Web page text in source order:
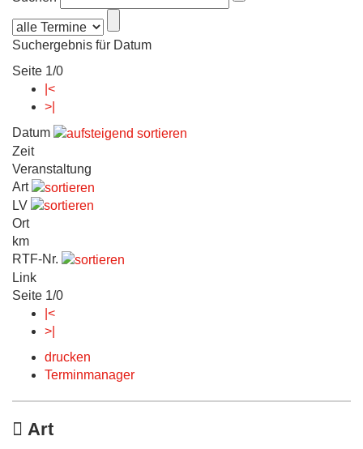
Suchergebnis für Datum
Seite 1/0
|<
>|
Datum
Zeit
Veranstaltung
Art
LV
Ort
km
RTF-Nr.
Link
Seite 1/0
|<
>|
drucken
Terminmanager
Art